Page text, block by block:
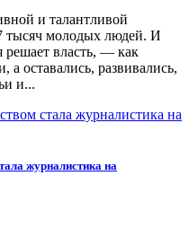
и талантливой
тысяч молодых людей. И
решает власть, — как
а оставались, развивались,
и...
журналистика на